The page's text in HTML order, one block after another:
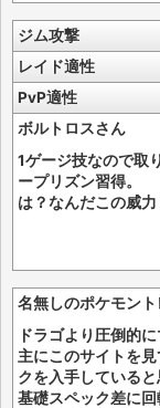
ジム攻撃
レイド適性
PvP適性
ボルトロスさん
1ゲージ技なので取
ープリズン習得。
は？なんだこの威力
名無しのポケモン
ドラゴより圧倒的
主にこのサイトを
クを入手している
基礎スペック差に